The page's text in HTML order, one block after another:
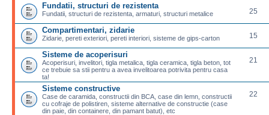
Fundatii, structuri de rezistenta
Fundatii, structuri de rezistenta, armaturi, structuri metalice 25
Compartimentari, zidarie
Zidarie, pereti exteriori, pereti interiori, sisteme de gips-carton 15
Sisteme de acoperisuri
Acoperisuri, invelitori, tigla metalica, tigla ceramica, tigla beton, tot
ce trebuie sa stii pentru a avea invelitoarea potrivita pentru casa
ta!
21
Sisteme constructive
Case de caramida, constructii din BCA, case din lemn, constructii
cu cofraje de polistiren, sisteme alternative de constructie (case
din paie, din containere, din pamant batut), etc
22